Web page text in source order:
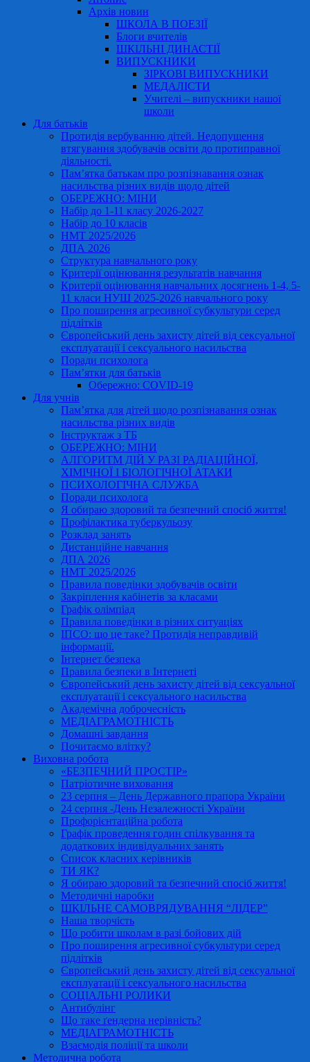
Архів новин
ШКОЛА В ПОЕЗІЇ
Блоги вчителів
ШКІЛЬНІ ДИНАСТІЇ
ВИПУСКНИКИ
ЗІРКОВІ ВИПУСКНИКИ
МЕДАЛІСТИ
Учителі – випускники нашої
школи
Для батьків
Протидія вербуванню дітей. Недопущення
втягування здобувачів освіти до протиправної
діяльності.
Пам’ятка батькам про розпізнавання ознак
насильства різних видів щодо дітей
ОБЕРЕЖНО: МІНИ
Набір до 1-11 класу 2026-2027
Набір до 10 класів
НМТ 2025/2026
ДПА 2026
Структура навчального року
Критерії оцінювання результатів навчання
Критерії оцінювання навчальних досягнень 1-4, 5-
11 класи НУШ 2025-2026 навчального року
Про поширення агресивної субкультури серед
підлітків
Європейський день захисту дітей від сексуальної
експлуатації і сексуального насильства
Поради психолога
Пам’ятки для батьків
Обережно: COVID-19
Для учнів
Пам’ятка для дітей щодо розпізнавання ознак
насильства різних видів
Інструктаж з ТБ
ОБЕРЕЖНО: МІНИ
АЛГОРИТМ ДІЙ У РАЗІ РАДІАЦІЙНОЇ,
ХІМІЧНОЇ І БІОЛОГІЧНОЇ АТАКИ
ПСИХОЛОГІЧНА СЛУЖБА
Поради психолога
Я обираю здоровий та безпечний спосіб життя!
Профілактика туберкульозу
Розклад занять
Дистанційне навчання
ДПА 2026
НМТ 2025/2026
Правила поведінки здобувачів освіти
Закріплення кабінетів за класами
Графік олімпіад
Правила поведінки в різних ситуаціях
ІПСО: що це таке? Протидія неправдивій
інформації.
Інтернет безпека
Правила безпеки в Інтернеті
Європейський день захисту дітей від сексуальної
експлуатації і сексуального насильства
Академічна доброчесність
МЕДІАГРАМОТНІСТЬ
Домашні завдання
Почитаємо влітку?
Виховна робота
«БЕЗПЕЧНИЙ ПРОСТІР»
Патріотичне виховання
23 серпня – День Державного прапора України
24 серпня -День Незалежності України
Профорієнтаційна робота
Графік проведення годин спілкування та
додаткових індивідуальних занять
Список класних керівників
ТИ ЯК?
Я обираю здоровий та безпечний спосіб життя!
Методичні наробки
ШКІЛЬНЕ САМОВРЯДУВАННЯ “ЛІДЕР”
Наша творчість
Що робити школам в разі бойових дій
Про поширення агресивної субкультури серед
підлітків
Європейський день захисту дітей від сексуальної
експлуатації і сексуального насильства
СОЦІАЛЬНІ РОЛИКИ
Антибулінг
Що таке ґендерна нерівність?
МЕДІАГРАМОТНІСТЬ
Взаємодія поліції та школи
Методична робота